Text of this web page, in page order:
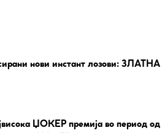
нови инстант лозови: ЗЛАТНА
ЏОКЕР премија во период од